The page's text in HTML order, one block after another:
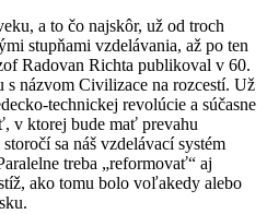
a to čo najskôr, už od troch
stupňami vzdelávania, až po ten
Radovan Richta publikoval v 60.
názvom Civilizace na rozcestí. Už
technickej revolúcie a súčasne
v ktorej bude mať prevahu
sa náš vzdelávací systém
treba „reformovať“ aj
ako tomu bolo voľakedy alebo